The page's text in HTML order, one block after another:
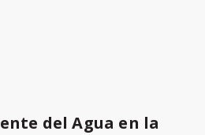
del Agua en la